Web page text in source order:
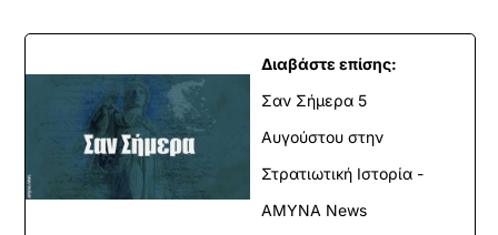
Διαβάστε επίσης:
Σαν Σήμερα 5
Αυγούστου στην
Στρατιωτική Ιστορία -
ΑΜΥΝΑ News